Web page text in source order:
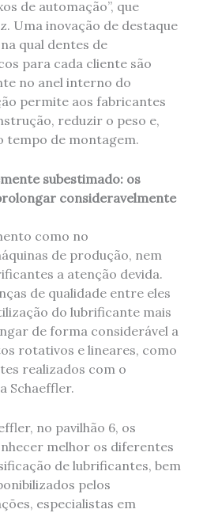
de automação”, que
Uma inovação de destaque
qual dentes de
para cada cliente são
no anel interno do
permite aos fabricantes
reduzir o peso e,
tempo de montagem.
subestimado: os
consideravelmente
como no
de produção, nem
a atenção devida.
de qualidade entre eles
do lubrificante mais
de forma considerável a
rotativos e lineares, como
realizados com o
Schaeffler.
no pavilhão 6, os
melhor os diferentes
de lubrificantes, bem
pelos
especialistas em